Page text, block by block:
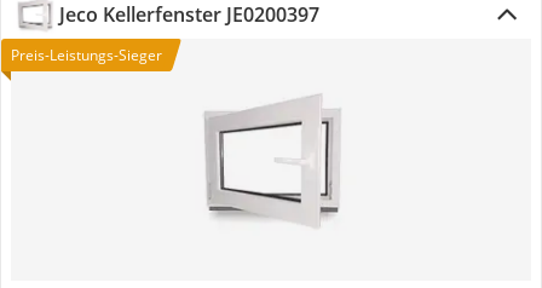
Jeco Kellerfenster JE0200397
Preis-Leistungs-Sieger